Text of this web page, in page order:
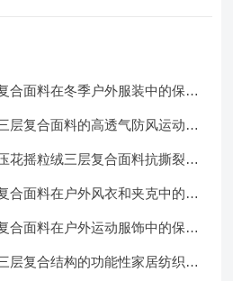
合面料在冬季户外服装中的保暖
层复合面料的高透气防风运动服
花摇粒绒三层复合面料抗撕裂与
合面料在户外风衣和夹克中的应
合面料在户外运动服饰中的保暖
层复合结构的功能性家居纺织品